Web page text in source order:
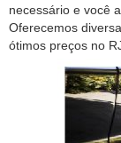
necessário e você
Oferecemos
ótimos preços no